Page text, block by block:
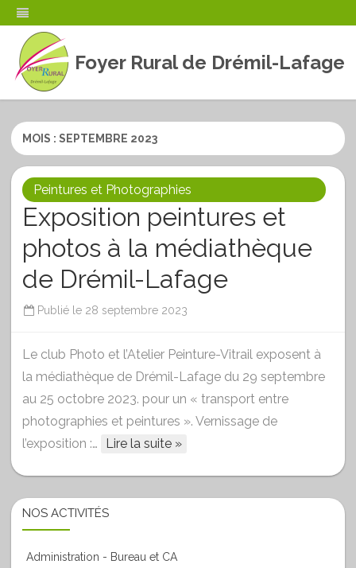
Foyer Rural de Drémil-Lafage
Skip
content
MOIS : SEPTEMBRE 2023
Peintures et Photographies
Exposition peintures et
photos à la médiathèque
de Drémil-Lafage
Publié le 28 septembre 2023
Le club Photo et l’Atelier Peinture-Vitrail exposent à
la médiathèque de Drémil-Lafage du 29 septembre
au 25 octobre 2023. pour un « transport entre
photographies et peintures ». Vernissage de
l’exposition :…
Lire la suite »
NOS ACTIVITÉS
Administration - Bureau et CA